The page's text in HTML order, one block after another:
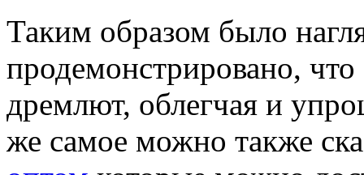
Таким образом было
продемонстрировано,
дремлют, облегчая и
же самое можно также